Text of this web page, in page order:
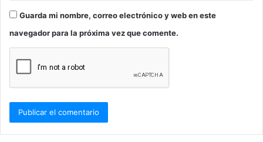
Guarda mi nombre, correo electrónico y web en este
navegador para la próxima vez que comente.